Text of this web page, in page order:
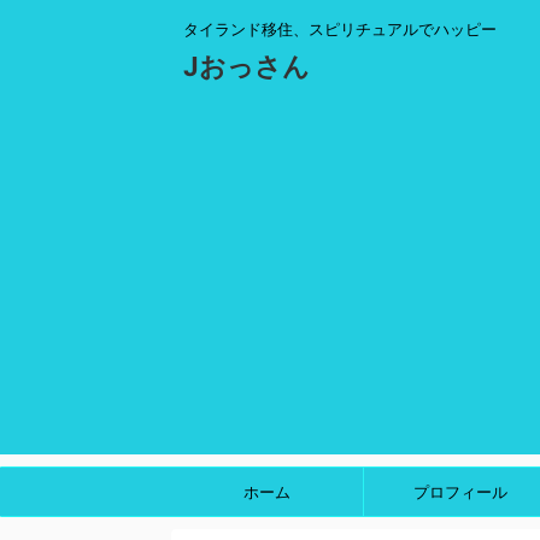
タイランド移住、スピリチュアルでハッピー
Jおっさん
ホーム プロフィール